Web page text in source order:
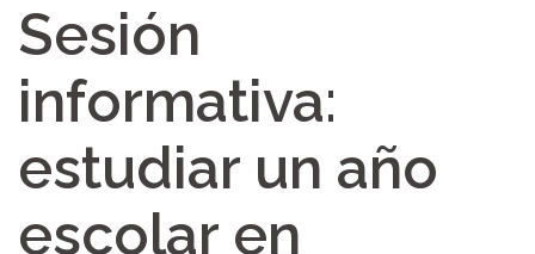
Sesión
informativa:
estudiar un año
escolar en